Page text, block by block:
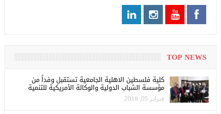
TOP NEWS
كلية فلسطين الاهلية الجامعية تستقبل وفداً من
مؤسسة الشباب الدولية والوكالة الأمريكية للتنمية
فبراير 05, 2018